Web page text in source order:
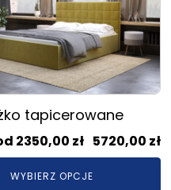
tapicerowane
2350,00 zł– 5720,00 zł
WYBIERZ OPCJE